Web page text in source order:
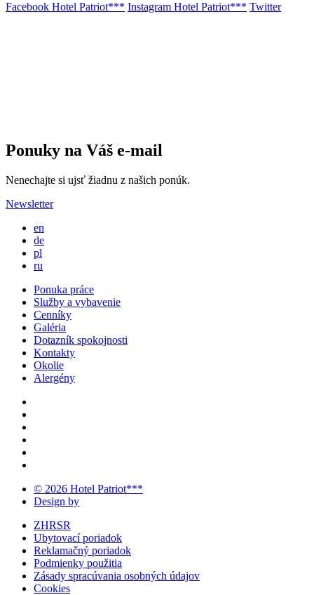
Facebook Hotel Patriot*** Instagram Hotel Patriot*** Twitter
Ponuky na Váš e-mail
Nenechajte si ujsť žiadnu z našich ponúk.
Newsletter
en
de
pl
ru
Ponuka práce
Služby a vybavenie
Cenníky
Galéria
Dotazník spokojnosti
Kontakty
Okolie
Alergény
© 2026 Hotel Patriot***
Design by
ZHRSR
Ubytovací poriadok
Reklamačný poriadok
Podmienky použitia
Zásady spracúvania osobných údajov
Cookies